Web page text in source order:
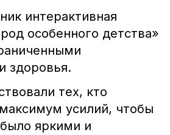
интерактивная
особенного детства»
здоровья.
тех, кто
усилий, чтобы
яркими и